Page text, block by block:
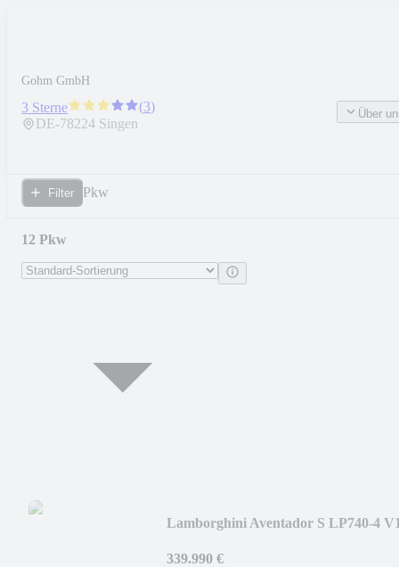
Gohm GmbH
3 Sterne (3)
DE-78224 Singen
Über
Filter Pkw
12 Pkw
Lamborghini Aventador S LP740-4
339.990 €